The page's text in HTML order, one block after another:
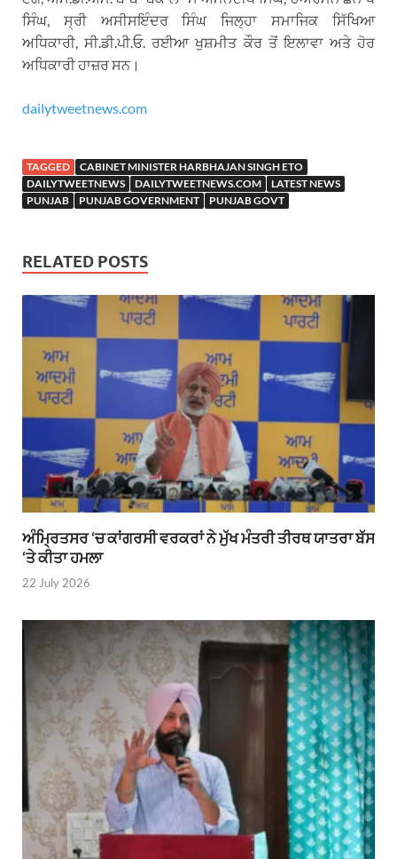
ਸਿੰਘ, ਸ੍ਰੀ ਅਸੀਸਇੰਦਰ ਸਿੰਘ ਜਿਲ੍ਹਾ ਸਮਾਜਿਕ ਸਿੱਖਿਆ
ਅਧਿਕਾਰੀ, ਸੀ.ਡੀ.ਪੀ.ਓ. ਰਈਆ ਖੁਸ਼ਮੀਤ ਕੌਰ ਤੋਂ ਇਲਾਵਾ ਅਤੇ ਹੋਰ
ਅਧਿਕਾਰੀ ਹਾਜ਼ਰ ਸਨ।
dailytweetnews.com
TAGGED
CABINET MINISTER HARBHAJAN SINGH ETO
DAILYTWEETNEWS
DAILYTWEETNEWS.COM
LATEST NEWS
PUNJAB
PUNJAB GOVERNMENT PUNJAB GOVT
RELATED POSTS
ਅੰਮ੍ਰਿਤਸਰ ‘ਚ ਕਾਂਗਰਸੀ ਵਰਕਰਾਂ ਨੇ ਮੁੱਖ ਮੰਤਰੀ ਤੀਰਥ ਯਾਤਰਾ ਬੱਸ
‘ਤੇ ਕੀਤਾ ਹਮਲਾ
22 July 2026